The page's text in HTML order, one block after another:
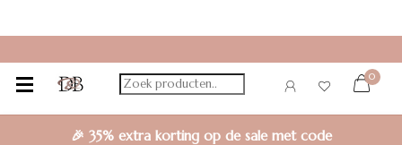
0
🎉 35% extra kortingop de sale met code